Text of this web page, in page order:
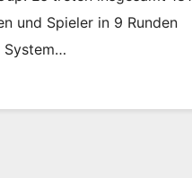
und Spieler in 9 Runden
System…